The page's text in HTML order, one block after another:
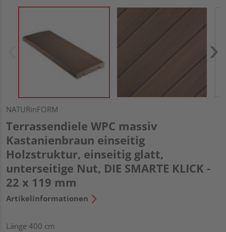
NATURinFORM
Terrassendiele WPC massiv
Kastanienbraun einseitig
Holzstruktur, einseitig glatt,
unterseitige Nut, DIE SMARTE KLICK -
22 x 119 mm
Artikelinformationen
Länge 400 cm